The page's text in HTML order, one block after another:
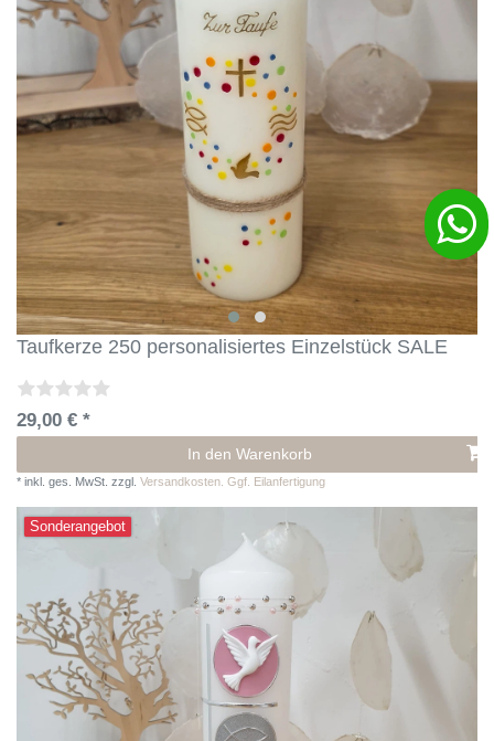
Taufkerze 250 personalisiertes Einzelstück SALE
29,00 € *
In den Warenkorb
* inkl. ges. MwSt. zzgl. Versandkosten. Ggf. Eilanfertigung
Sonderangebot